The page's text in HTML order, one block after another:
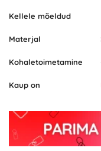
Kellele mõeldud
Materjal
Kohaletoimetamine
Kaup on